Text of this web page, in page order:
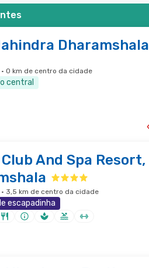
Dharamshala
0 km de centro da cidade
central
And Spa Resort,
3,5 km de centro da cidade
escapadinha